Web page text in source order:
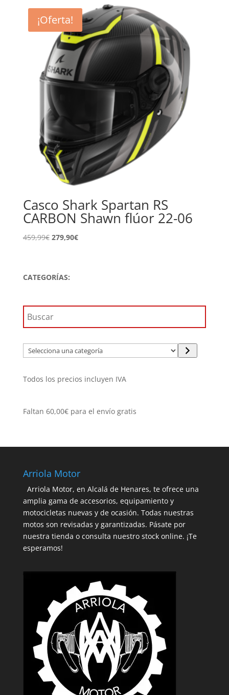
era:
549,99€.
es:
439,99€.
¡Oferta!
Casco Shark Spartan RS
CARBON Shawn flúor 22-06
459,99€ El
era:
279,90€El
CATEGORÍAS:
Selecciona
una
Todos los precios incluyen IVA
Faltan 60,00€para el envío gratis
Arriola Motor
Arriola Motor, en Alcalá de Henares, te ofrece una
amplia gama de accesorios, equipamiento y
motocicletas nuevas y de ocasión. Todas nuestras
motos son revisadas y garantizadas. Pásate por
nuestra tienda o consulta nuestro stock online. ¡Te
esperamos!